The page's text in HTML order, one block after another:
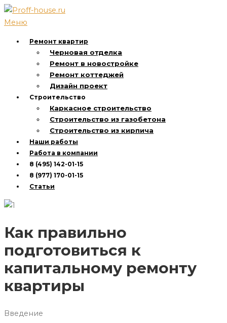
Перейти
к
Меню
Ремонт квартир
Черновая отделка
Ремонт в новостройке
Ремонт коттеджей
Дизайн проект
Строительство
Каркасное строительство
Строительство из газобетона
Строительство из кирпича
Наши работы
Работа в компании
8 (495) 142-01-15
8 (977) 170-01-15
Статьи
Как правильно
подготовиться к
капитальному ремонту
квартиры
Введение